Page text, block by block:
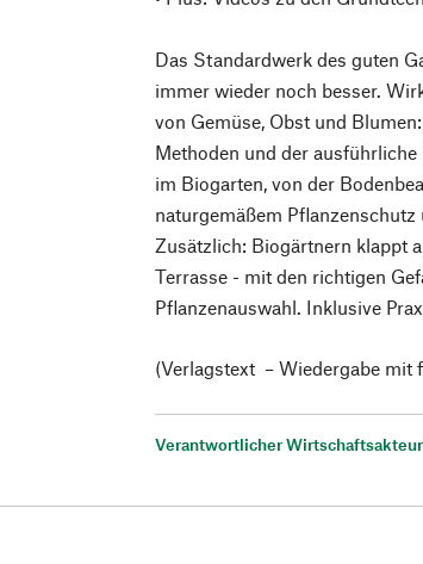
Das Standardwerk des guten
immer wieder noch besser.
von Gemüse, Obst und
Methoden und der
im Biogarten, von der
naturgemäßem
Zusätzlich: Biogärtnern klappt
Terrasse - mit den richtigen
Pflanzenauswahl. Inklusive
(Verlagstext – Wiedergabe mit
Verantwortlicher